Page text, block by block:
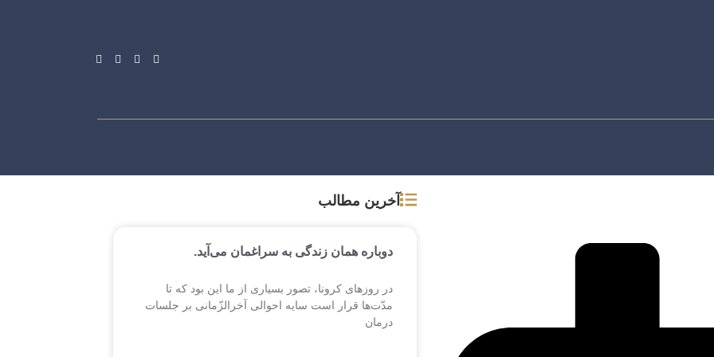
آخرین مطالب
دوباره همان زندگی به سراغمان می‌آید.
در روزهای کرونا، تصور بسیاری از ما این بود که تا
مدّت‌ها قرار است سایه احوالی آخرالزّمانی بر جلسات
درمان